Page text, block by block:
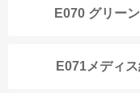
E070 グリー
E071メディ